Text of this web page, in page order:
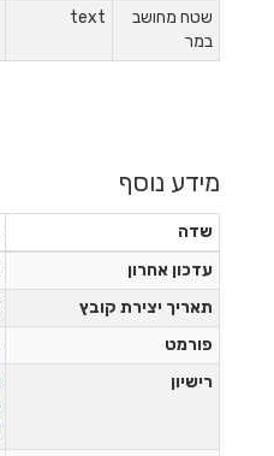
שטח מחושב
במר
text
מידע נוסף
שדה
עדכון אחרון
תאריך יצירת קובץ
פורמט
רישיון